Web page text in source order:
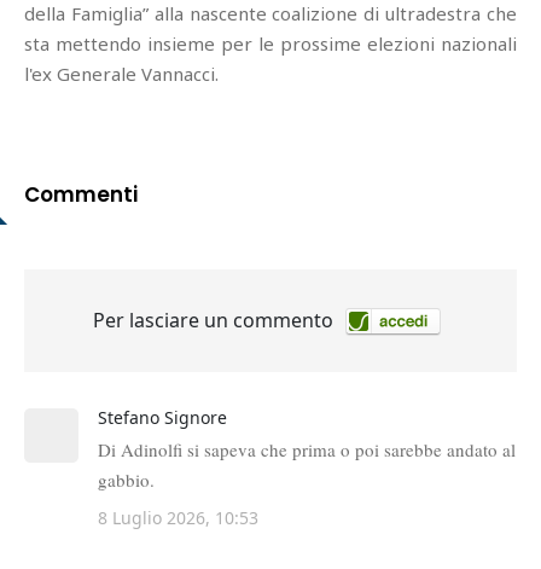
della Famiglia” alla nascente coalizione di ultradestra che
sta mettendo insieme per le prossime elezioni nazionali
l'ex Generale Vannacci.
Commenti